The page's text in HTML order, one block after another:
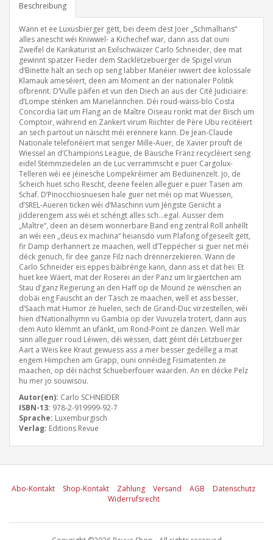
Beschreibung
Wann et ee Luxusbierger gëtt, bei deem dëst Joer „Schmalhans“
alles anescht wéi Kniwwel- a Kichechef war, dann ass dat ouni
Zweifel de Karikaturist an Exilschwäizer Carlo Schneider, dee mat
gewinnt spatzer Fieder dem Stacklëtzebuerger de Spigel virun
d’Binette hält an sech op seng labber Manéier iwwert dee kolossale
Klamauk ameséiert, deen am Moment an der nationaler Politik
ofbrennt. D’Vulle päifen et vun den Diech an aus der Cité Judiciaire:
d’Lompe sténken am Marielännchen. Déi roud-wäiss-blo Costa
Concordia läit um Flang an de Maître Oiseau ronkt mat der Bisch um
Comptoir, während en Zankert virum Riichter de Père Ubu recitéiert
an sech partout un näischt méi erënnere kann. De Jean-Claude
Nationale telefonéiert mat senger Mille-Auer, de Xavier prouft de
Wiessel an d’Champions League, de Bausche Fränz recycléiert seng
eidel Stëmmziedelen an de Luc verrammscht e puer Cargolux-
Telleren wéi ee jéinesche Lompekréimer am Beduinenzelt. Jo, de
Scheich huet scho Rescht, deene feelen alleguer e puer Tasen am
Schaf. D’Pinocchiosnuesen hale guer net méi op mat Wuessen,
d’SREL-Aueren ticken wéi d‘Maschinn vum Jéngste Geriicht a
jidderengem ass wéi et schéngt alles sch…egal. Ausser dem
„Maître“, deen an dësem wonnerbare Band eng zentral Roll anhëllt
an wéi een „deus ex machina“ heiansdo vum Plafong ofgeseelt gëtt,
fir Damp derhannert ze maachen, well d’Teppëcher si guer net méi
déck genuch, fir dee ganze Filz nach drënnerzekieren. Wann de
Carlo Schneider eis eppes bäibrénge kann, dann ass et dat hei: Et
huet kee Wäert, mat der Roserei an der Panz um Iirgäertchen am
Stau d’ganz Regierung an den Haff op de Mound ze wënschen an
dobäi eng Fauscht an der Täsch ze maachen, well et ass besser,
d‘Saach mat Humor ze huelen, sech de Grand-Duc virzestellen, wéi
hien d’Nationalhymn vu Gambia op der Vuvuzela trotert, dann aus
dem Auto klëmmt an ufänkt, um Rond-Point ze danzen. Well mär
sinn alleguer roud Léiwen, déi wëssen, datt géint déi Lëtzbuerger
Aart a Weis kee Kraut gewuess ass a mer besser gedëlleg a mat
engem Himpchen am Grapp, ouni onnéideg Fisimatenten ze
maachen, op déi nächst Schueberfouer waarden. An en décke Pelz
hu mer jo souwisou.
Autor(en): Carlo SCHNEIDER
ISBN-13: 978-2-919999-92-7
Sprache: Luxemburgisch
Verlag: Editions Revue
Abo-Kontakt Shop-Kontakt Zahlung Versand AGB
Datenschutz
Widerrufsrecht